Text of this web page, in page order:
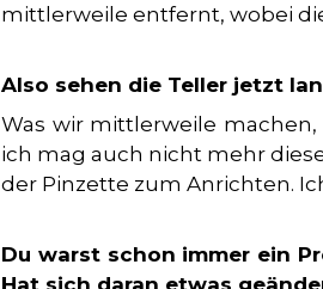
mittlerweile entfernt, wobei
Also sehen die Teller jetzt
Was wir mittlerweile
ich mag auch nicht mehr
der Pinzette zum Anrichten.
Du warst schon immer ein